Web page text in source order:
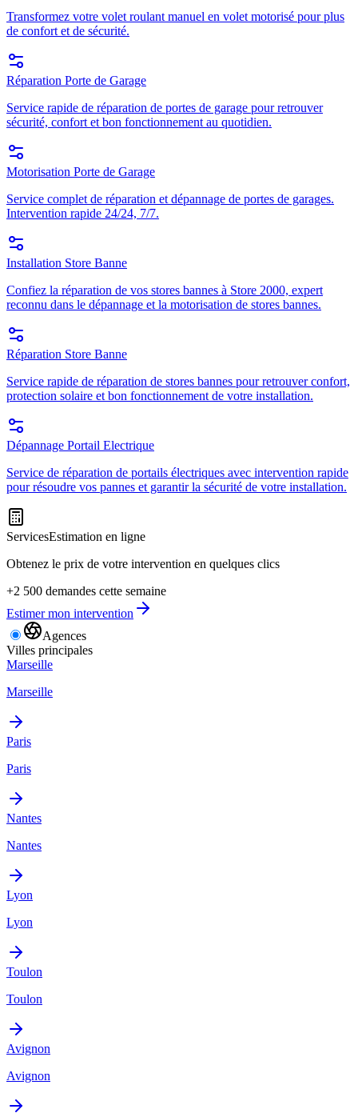
Transformez votre volet roulant manuel en volet motorisé pour plus
de confort et de sécurité.
Réparation Porte de Garage
Service rapide de réparation de portes de garage pour retrouver
sécurité, confort et bon fonctionnement au quotidien.
Motorisation Porte de Garage
Service complet de réparation et dépannage de portes de garages.
Intervention rapide 24/24, 7/7.
Installation Store Banne
Confiez la réparation de vos stores bannes à Store 2000, expert
reconnu dans le dépannage et la motorisation de stores bannes.
Réparation Store Banne
Service rapide de réparation de stores bannes pour retrouver confort,
protection solaire et bon fonctionnement de votre installation.
Dépannage Portail Electrique
Service de réparation de portails électriques avec intervention rapide
pour résoudre vos pannes et garantir la sécurité de votre installation.
ServicesEstimation en ligne
Obtenez le prix de votre intervention en quelques clics
+2 500 demandes cette semaine
Estimer mon intervention
Agences
Villes principales
Marseille
Marseille
Paris
Paris
Nantes
Nantes
Lyon
Lyon
Toulon
Toulon
Avignon
Avignon